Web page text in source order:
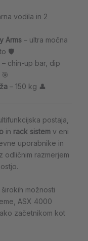
vodila in 2
Arms – ultra močna
🛡️
– chin-up bar, dip
– 150 kg 👤
postaja,
in rack sistem v eni
uporabnike in
odličnim razmerjem
možnosti
ASX 4000
začetnikom kot